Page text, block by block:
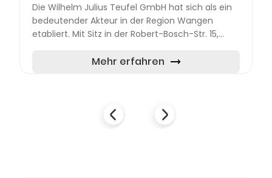
Die Wilhelm Julius Teufel GmbH hat sich als ein
bedeutender Akteur in der Region Wangen
etabliert. Mit Sitz in der Robert-Bosch-Str. 15,
umfassende Dienstleistung...
Mehr erfahren